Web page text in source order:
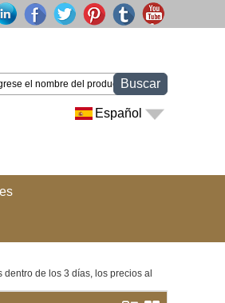
Buscar
Español
de los 3 días, los precios al